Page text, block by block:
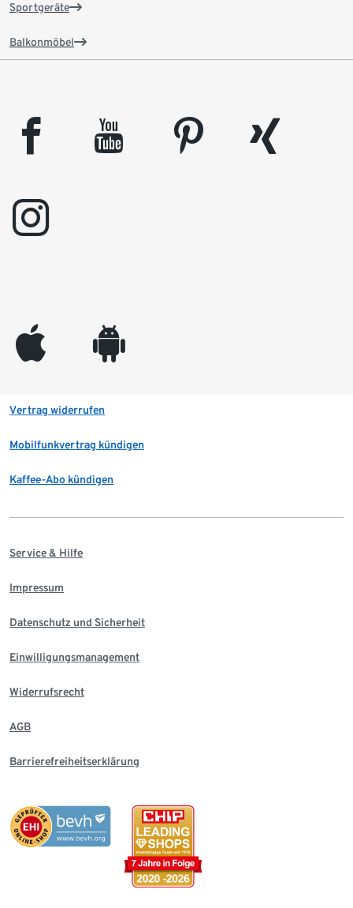
Sportgeräte
Balkonmöbel
facebook youtube pinterest
xing
instagram
appleinc android
Vertrag widerrufen
Mobilfunkvertrag kündigen
Kaffee-Abo kündigen
Service & Hilfe
Impressum
Datenschutz und Sicherheit
Einwilligungsmanagement
Widerrufsrecht
AGB
Barrierefreiheitserklärung